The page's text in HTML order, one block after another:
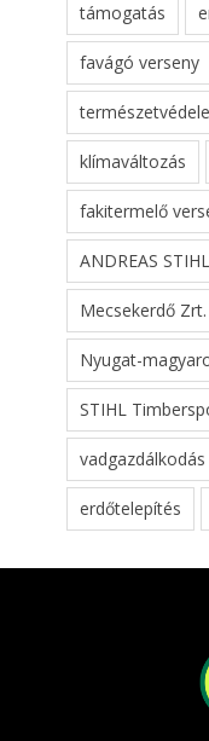
támogatás
favágó verseny
klímaváltozás
fakitermelő
ANDREAS
Mecsekerdő Zrt.
Nyugat-
STIHL
vadgazdálkodás
erdőtelepítés